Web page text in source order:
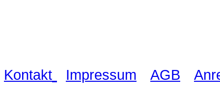
Kontakt Impressum AGB